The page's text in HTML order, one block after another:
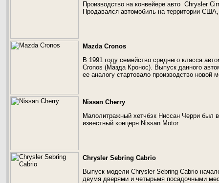
Производство на конвейере авто Chrysler
Продавался автомобиль на территории
Mazda Cronos
В 1991 году семейство среднего класса
Cronos (Мазда Кронос). Выпуск данного
ее аналогу стартовало производство новой
Nissan Cherry
Малолитражный хетчбэк Ниссан Черри был
известный концерн Nissan Motor.
Chrysler Sebring Cabrio
Выпуск модели Chrysler Sebring Cabrio
двумя дверями и четырьмя посадочными